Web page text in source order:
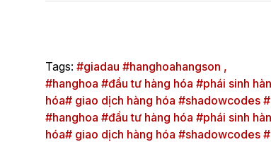
Tags: #giadau #hanghoahangson ,
#hanghoa #đầu tư hàng hóa #phái sinh
hóa# giao dịch hàng hóa #shadowcodes
#hanghoa #đầu tư hàng hóa #phái sinh
hóa# giao dịch hàng hóa #shadowcodes